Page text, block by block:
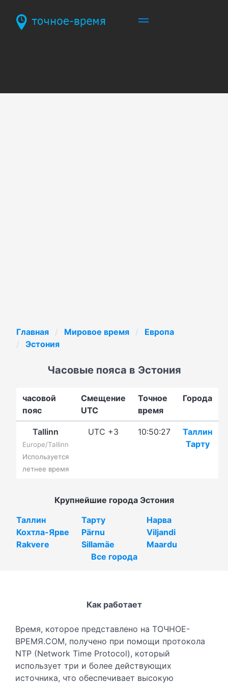
Главная Мировое время
Европа
Эстония
Часовые пояса в Эстония
часовой
пояс
Смещение
UTC
Точное
время
Города
Tallinn
Europe/Tallinn
Используется
летнее время
UTC +3 10:50:27
Таллин
Тарту
Крупнейшие города Эстония
Таллин
Тарту
Нарва
Кохтла-Ярве
Pärnu
Viljandi
Rakvere
Sillamäe
Maardu
Все города
Как работает
Время, которое представлено на ТОЧНОЕ-
ВРЕМЯ.COM, получено при помощи протокола
NTP (Network Time Protocol), который
использует три и более действующих
источника, что обеспечивает высокую